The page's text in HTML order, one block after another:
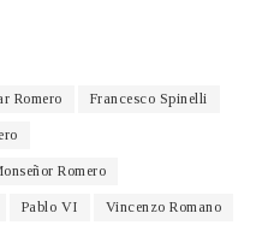
Romero Francesco Spinelli
Romero
Pablo VI Vincenzo Romano